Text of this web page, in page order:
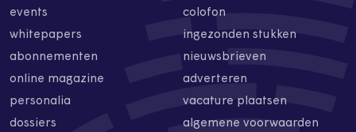
events
whitepapers
abonnementen
online magazine
personalia
dossiers
colofon
ingezonden stukken
nieuwsbrieven
adverteren
vacature plaatsen
algemene voorwaarden